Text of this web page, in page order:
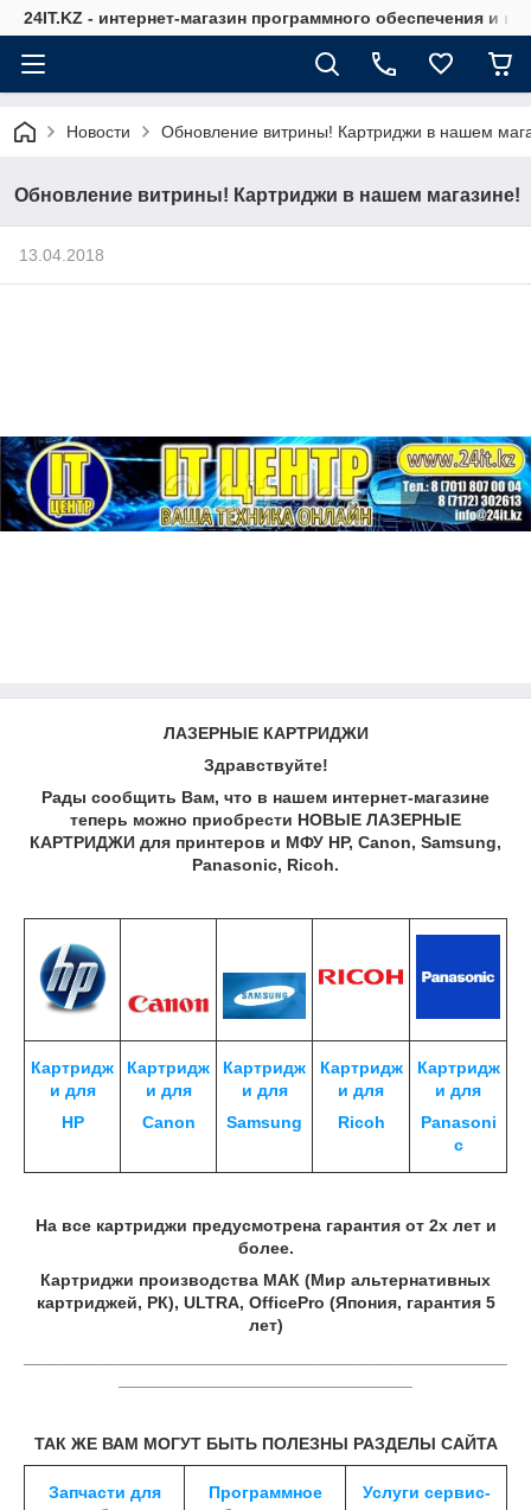
24IT.KZ - интернет-магазин программного обеспечения и
Новости Обновление витрины! Картриджи в нашем
Обновление витрины! Картриджи в нашем магазине!
13.04.2018
ЛАЗЕРНЫЕ КАРТРИДЖИ
Здравствуйте!
Рады сообщить Вам, что в нашем интернет-магазине
теперь можно приобрести НОВЫЕ ЛАЗЕРНЫЕ
КАРТРИДЖИ для принтеров и МФУ HP, Canon, Samsung,
Panasonic, Ricoh.
Картридж
и для
HP
Картридж
и для
Canon
Картридж
и для
Samsung
Картридж
и для
Ricoh
Картридж
и для
Panasoni
c
На все картриджи предусмотрена гарантия от 2х лет и
более.
Картриджи производства МАК (Мир альтернативных
картриджей, РК), ULTRA, OfficePro (Япония, гарантия 5
лет)
ТАК ЖЕ ВАМ МОГУТ БЫТЬ ПОЛЕЗНЫ РАЗДЕЛЫ САЙТА
Запчасти для
Программное
Услуги сервис-